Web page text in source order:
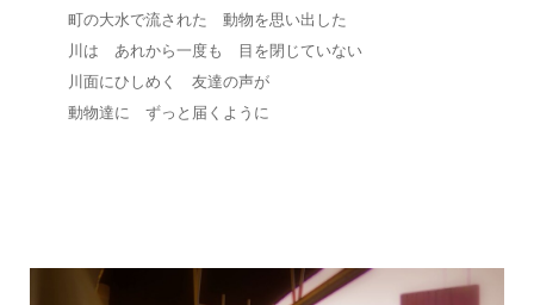
町の大水で流された 動物を思い出した
川は あれから一度も 目を閉じていない
川面にひしめく 友達の声が
動物達に ずっと届くように